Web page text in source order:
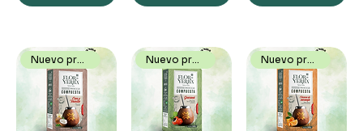
Nuevo producto Nuevo producto Nuevo producto